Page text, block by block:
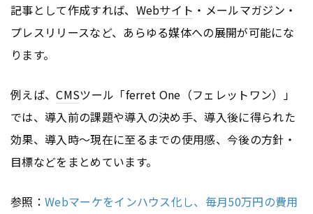
記事として作成すれば、 Webサイト ・メールマガジン・
プレスリリースなど、あらゆる媒体への展開が可能にな
ります。
例えば、CMSツール「ferret One（フェレットワン）」
では、導入前の課題や導入の決め手、導入後に得られた
効果、導入時〜現在に至るまでの使用感、今後の方針・
目標などをまとめています。
参照： Webマーケをインハウス化し、毎月50万円の費用